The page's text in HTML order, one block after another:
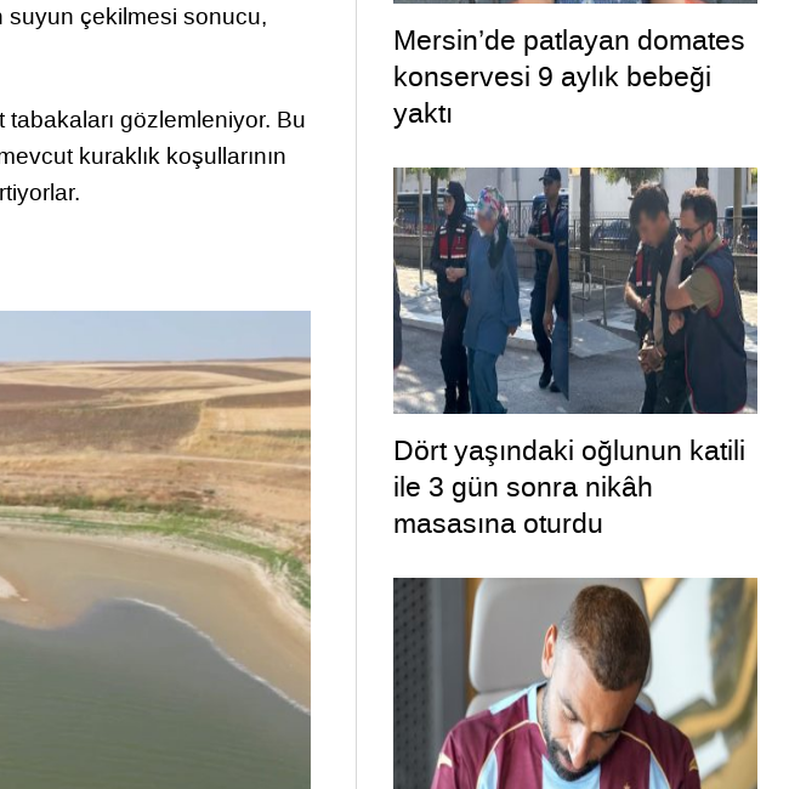
suyun çekilmesi sonucu,
gözlemleniyor. Bu
kuraklık koşullarının
Mersin’de patlayan domates
konservesi 9 aylık bebeği
yaktı
Dört yaşındaki oğlunun katili
ile 3 gün sonra nikâh
masasına oturdu